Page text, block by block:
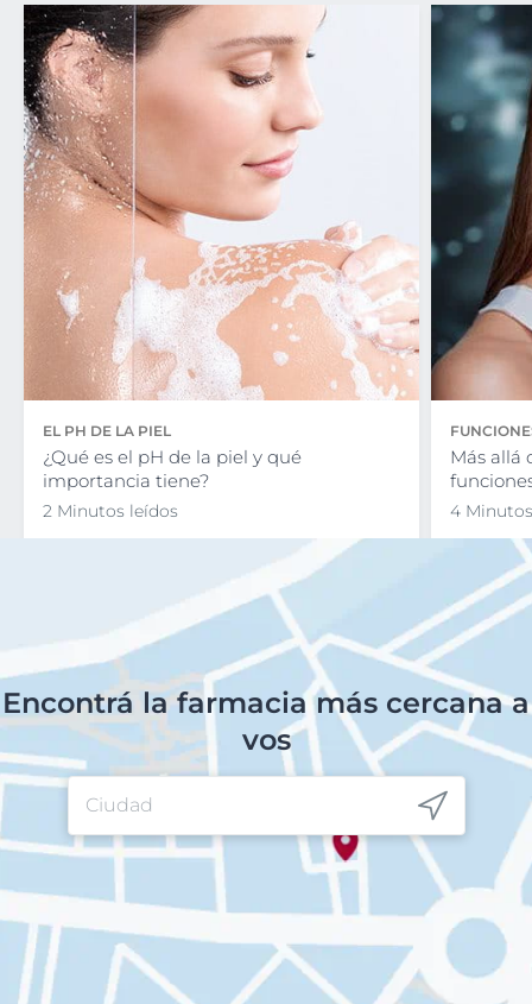
EL PH DE LA PIEL
¿Qué es el pH de la piel y qué
importancia tiene?
2 Minutos leídos
Más allá
4
Encontrá la farmacia más cercana a
vos